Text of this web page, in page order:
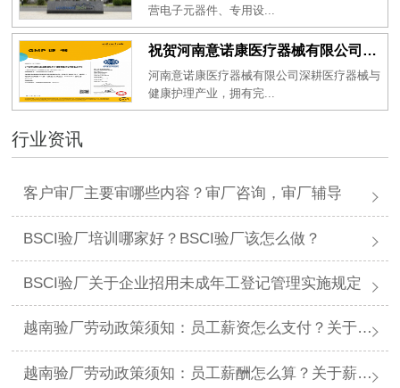
营电子元器件、专用设...
祝贺河南意诺康医疗器械有限公司2026年一次性成功通过GMP认证
河南意诺康医疗器械有限公司深耕医疗器械与
健康护理产业，拥有完...
行业资讯
客户审厂主要审哪些内容？审厂咨询，审厂辅导
BSCI验厂培训哪家好？BSCI验厂该怎么做？
BSCI验厂关于企业招用未成年工登记管理实施规定
越南验厂劳动政策须知：员工薪资怎么支付？关于薪资支付有哪些规定呢？
越南验厂劳动政策须知：员工薪酬怎么算？关于薪酬有哪些规定呢？​